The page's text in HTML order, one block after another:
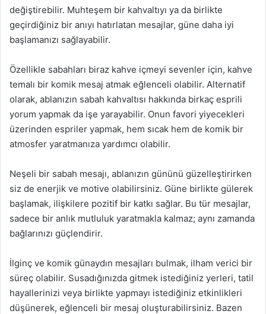
değiştirebilir. Muhteşem bir kahvaltıyı ya da birlikte
geçirdiğiniz bir anıyı hatırlatan mesajlar, güne daha iyi
başlamanızı sağlayabilir.
Özellikle sabahları biraz kahve içmeyi sevenler için, kahve
temalı bir komik mesaj atmak eğlenceli olabilir. Alternatif
olarak, ablanızın sabah kahvaltısı hakkında birkaç esprili
yorum yapmak da işe yarayabilir. Onun favori yiyecekleri
üzerinden espriler yapmak, hem sıcak hem de komik bir
atmosfer yaratmanıza yardımcı olabilir.
Neşeli bir sabah mesajı, ablanızın gününü güzelleştirirken
siz de enerjik ve motive olabilirsiniz. Güne birlikte gülerek
başlamak, ilişkilere pozitif bir katkı sağlar. Bu tür mesajlar,
sadece bir anlık mutluluk yaratmakla kalmaz; aynı zamanda
bağlarınızı güçlendirir.
İlginç ve komik günaydın mesajları bulmak, ilham verici bir
süreç olabilir. Susadığınızda gitmek istediğiniz yerleri, tatil
hayallerinizi veya birlikte yapmayı istediğiniz etkinlikleri
düşünerek, eğlenceli bir mesaj oluşturabilirsiniz. Bazen